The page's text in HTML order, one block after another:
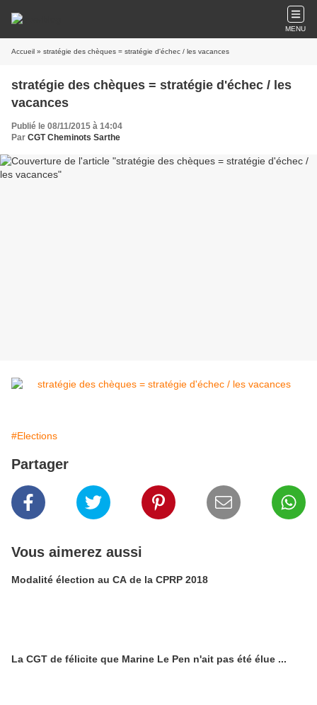
MENU
Accueil » stratégie des chèques = stratégie d'échec / les vacances
stratégie des chèques = stratégie d'échec / les
vacances
Publié le 08/11/2015 à 14:04
Par CGT Cheminots Sarthe
#Elections
Partager
Vous aimerez aussi
Modalité élection au CA de la CPRP 2018
La CGT de félicite que Marine Le Pen n'ait pas été élue ...